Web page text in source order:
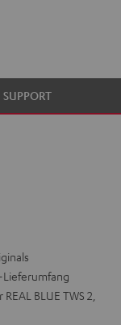
SUPPORT
BLUE TWS 2,